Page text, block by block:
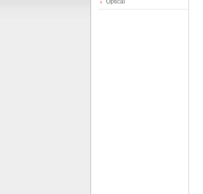
Optical